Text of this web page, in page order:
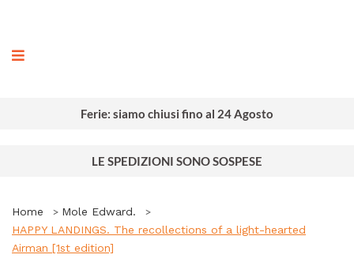
Ferie: siamo chiusi fino al 24 Agosto
LE SPEDIZIONI SONO SOSPESE
Home
Mole Edward.
HAPPY LANDINGS. The recollections of a light-hearted
Airman [1st edition]